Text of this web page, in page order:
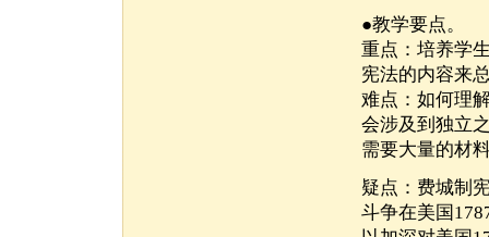
●教学要点。
重点：培养学
宪法的内容来
难点：如何理
会涉及到独立
需要大量的材
疑点：费城制
斗争在美国